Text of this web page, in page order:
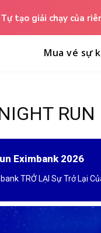
Tự tạo giải chạy của
Mua vé sự
Eximbank 2026
Ho Chi Minh City